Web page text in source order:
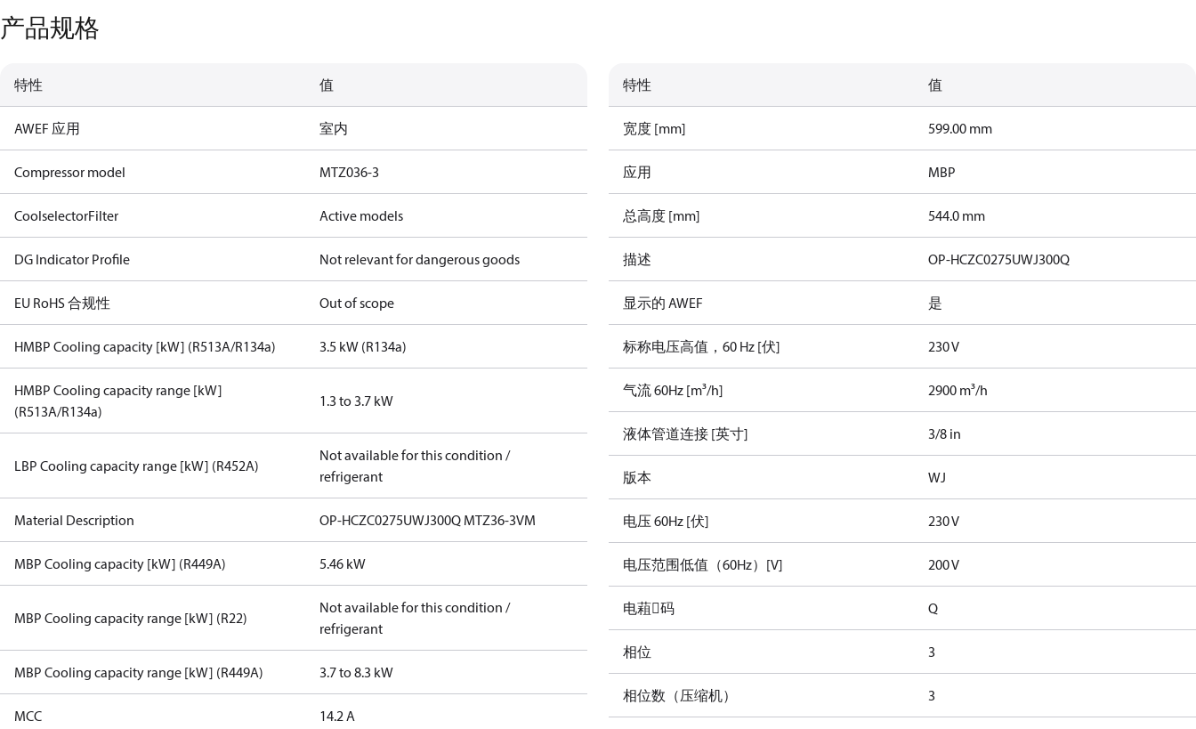
产品规格
特性 值
AWEF 应用 室内
Compressor model MTZ036-3
CoolselectorFilter Active models
DG Indicator Profile Not relevant for dangerous goods
EU RoHS 合规性 Out of scope
HMBP Cooling capacity [kW] (R513A/R134a) 3.5 kW (R134a)
HMBP Cooling capacity range [kW]
(R513A/R134a)
1.3 to 3.7 kW
LBP Cooling capacity range [kW] (R452A)
Not available for this condition /
refrigerant
Material Description OP-HCZC0275UWJ300Q MTZ36-3VM
MBP Cooling capacity [kW] (R449A) 5.46 kW
MBP Cooling capacity range [kW] (R22)
Not available for this condition /
refrigerant
MBP Cooling capacity range [kW] (R449A) 3.7 to 8.3 kW
MCC 14.2 A
特性 值
宽度 [mm] 599.00 mm
应用 MBP
总高度 [mm] 544.0 mm
描述 OP-HCZC0275UWJ300Q
显示的 AWEF 是
标称电压高值，60 Hz [伏] 230 V
气流 60Hz [m³/h] 2900 m³/h
液体管道连接 [英寸] 3/8 in
版本 WJ
电压 60Hz [伏] 230 V
电压范围低值（60Hz）[V] 200 V
电蒩码 Q
相位 3
相位数（压缩机） 3